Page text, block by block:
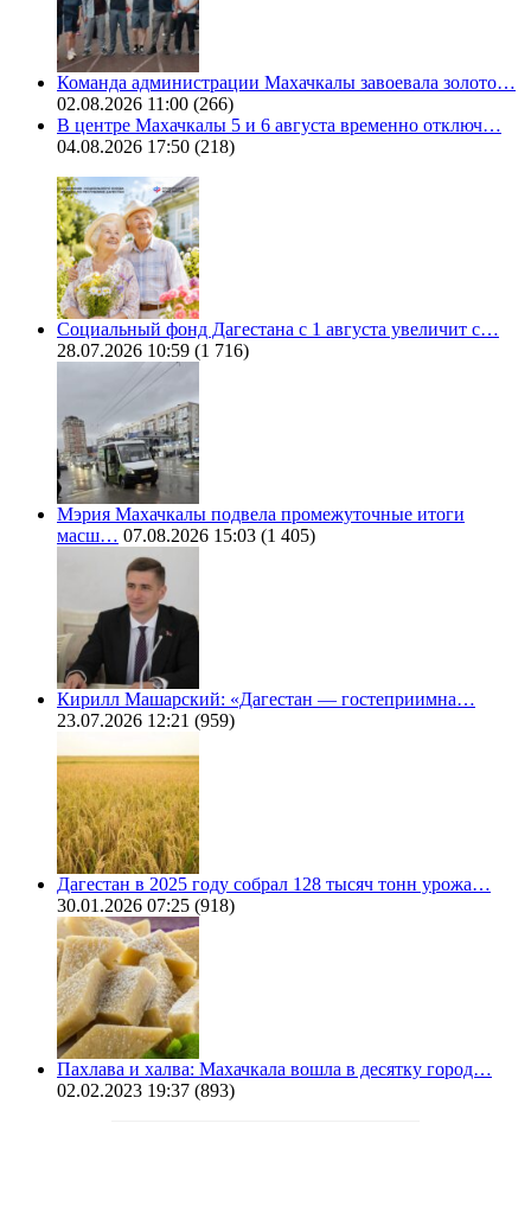
Команда администрации Махачкалы завоевала золото…
02.08.2026 11:00 (266)
В центре Махачкалы 5 и 6 августа временно отключ…
04.08.2026 17:50 (218)
Социальный фонд Дагестана с 1 августа увеличит с…
28.07.2026 10:59 (1 716)
Мэрия Махачкалы подвела промежуточные итоги
масш… 07.08.2026 15:03 (1 405)
Кирилл Машарский: «Дагестан — гостеприимна…
23.07.2026 12:21 (959)
Дагестан в 2025 году собрал 128 тысяч тонн урожа…
30.01.2026 07:25 (918)
Пахлава и халва: Махачкала вошла в десятку город…
02.02.2023 19:37 (893)